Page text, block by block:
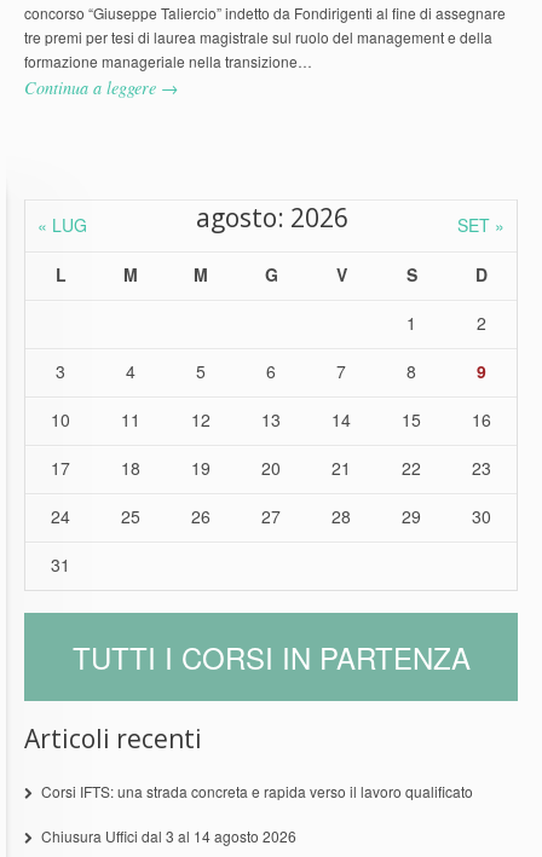
concorso “Giuseppe Taliercio” indetto da Fondirigenti al fine di assegnare
tre premi per tesi di laurea magistrale sul ruolo del management e della
formazione manageriale nella transizione…
Continua a leggere →
« LUG SET »
agosto: 2026
L M M G V S
D
1
2
3
4 5 6 7 8
9
10
11 12 13 14 15
16
17
18 19 20 21 22
23
24
25 26 27 28 29
30
31
TUTTI I CORSI IN PARTENZA
Articoli recenti
Corsi IFTS: una strada concreta e rapida verso il lavoro qualificato
Chiusura Uffici dal 3 al 14 agosto 2026